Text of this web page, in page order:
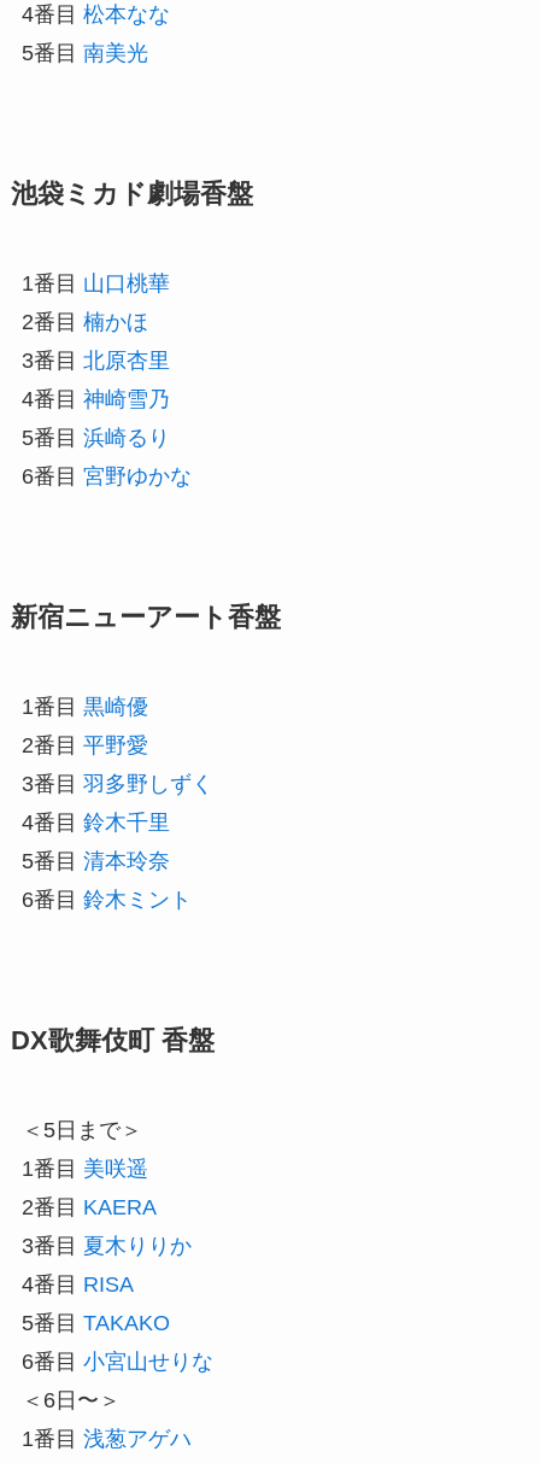
4番目 松本なな
5番目 南美光
池袋ミカド劇場香盤
1番目 山口桃華
2番目 楠かほ
3番目 北原杏里
4番目 神崎雪乃
5番目 浜崎るり
6番目 宮野ゆかな
新宿ニューアート香盤
1番目 黒崎優
2番目 平野愛
3番目 羽多野しずく
4番目 鈴木千里
5番目 清本玲奈
6番目 鈴木ミント
DX歌舞伎町 香盤
＜5日まで＞
1番目 美咲遥
2番目 KAERA
3番目 夏木りりか
4番目 RISA
5番目 TAKAKO
6番目 小宮山せりな
＜6日〜＞
1番目 浅葱アゲハ